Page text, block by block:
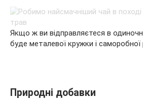
Якщо ж ви відправляєтеся в
буде металевої кружки і саморобної
Природні добавки